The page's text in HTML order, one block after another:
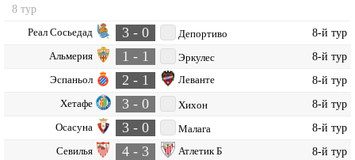
8 тур
Реал Сосьедад 3 - 0 Депортиво 8-й тур
Альмерия 1 - 1 Эркулес 8-й тур
Эспаньол 2 - 1 Леванте 8-й тур
Хетафе 3 - 0 Хихон 8-й тур
Осасуна 3 - 0 Малага 8-й тур
Севилья 4 - 3 Атлетик Б 8-й тур